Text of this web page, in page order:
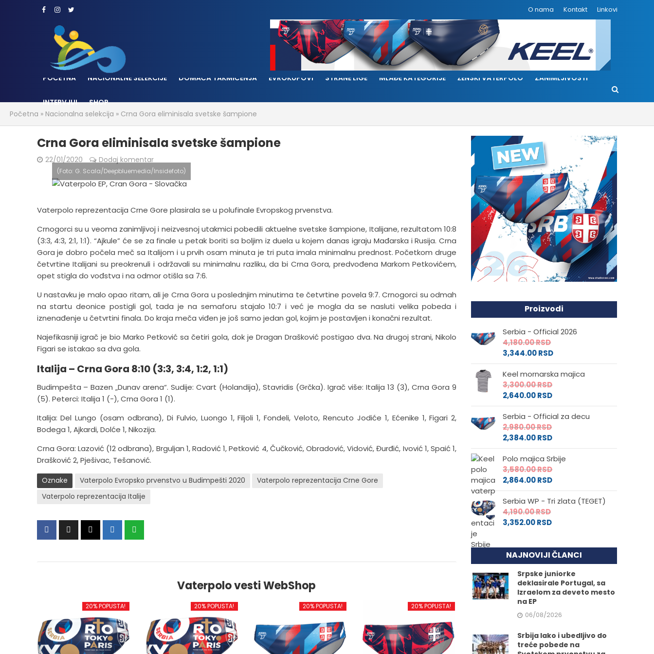
O nama Kontakt Linkovi
POČETNA NACIONALNE SELEKCIJE DOMAĆA TAKMIČENJA EVROKUPOVI STRANE LIGE MLAĐE KATEGORIJE ŽENSKI VATERPOLO ZANIMLJIVOSTI
INTERVJUI
SHOP
Početna » Nacionalna selekcija » Crna Gora eliminisala svetske šampione
Crna Gora eliminisala svetske šampione
22/01/2020 Dodaj komentar
(Foto: G. Scala/Deepbluemedia/Insidefoto)
Vaterpolo reprezentacija Crne Gore plasirala se u polufinale Evropskog prvenstva.
Crnogorci su u veoma zanimljivoj i neizvesnoj utakmici pobedili aktuelne svetske šampione, Italijane, rezultatom 10:8
(3:3, 4:3, 2:1, 1:1). “Ajkule” će se za finale u petak boriti sa boljim iz duela u kojem danas igraju Mađarska i Rusija. Crna
Gora je dobro počela meč sa Italijom i u prvih osam minuta je tri puta imala minimalnu prednost. Početkom druge
četvrtine Italijani su preokrenuli i održavali su minimalnu razliku, da bi Crna Gora, predvođena Markom Petkovićem,
opet stigla do vođstva i na odmor otišla sa 7:6.
U nastavku je malo opao ritam, ali je Crna Gora u poslednjim minutima te četvrtine povela 9:7. Crnogorci su odmah
na startu deonice postigli gol, tada je na semaforu stajalo 10:7 i već je mogla da se nasluti velika pobeda i
iznenađenje u četvrtini finala. Do kraja meča viđen je još samo jedan gol, kojim je postavljen i konačni rezultat.
Najefikasniji igrač je bio Marko Petković sa četiri gola, dok je Dragan Drašković postigao dva. Na drugoj strani, Nikolo
Figari se istakao sa dva gola.
Italija – Crna Gora 8:10 (3:3, 3:4, 1:2, 1:1)
Budimpešta – Bazen „Dunav arena“. Sudije: Cvart (Holandija), Stavridis (Grčka). Igrač više: Italija 13 (3), Crna Gora 9
(5). Peterci: Italija 1 (-), Crna Gora 1 (1).
Italija: Del Lungo (osam odbrana), Di Fulvio, Luongo 1, Filjoli 1, Fondeli, Veloto, Rencuto Jodiće 1, Ećenike 1, Figari 2,
Bodega 1, Ajkardi, Dolće 1, Nikozija.
Crna Gora: Lazović (12 odbrana), Brguljan 1, Radović 1, Petković 4, Čučković, Obradović, Vidović, Đurđić, Ivović 1, Spaić 1,
Drašković 2, Pješivac, Tešanović.
Oznake Vaterpolo Evropsko prvenstvo u Budimpešti 2020
Vaterpolo reprezentacija Crne Gore
Vaterpolo reprezentacija Italije
Vaterpolo vesti WebShop
20% POPUSTA! 20% POPUSTA! 20% POPUSTA! 20% POPUSTA!
Proizvodi
Serbia - Official 2026
4,180.00RSD
3,344.00RSD
Keel mornarska majica
3,300.00RSD
2,640.00RSD
Serbia - Official za decu
2,980.00RSD
2,384.00RSD
Polo majica Srbije
3,580.00RSD
2,864.00RSD
Serbia WP - Tri zlata (TEGET)
4,190.00RSD
3,352.00RSD
NAJNOVIJI ČLANCI
Srpske juniorke
deklasirale Portugal, sa
Izraelom za deveto mesto
na EP
06/08/2026
Srbija lako i ubedljivo do
treće pobede na